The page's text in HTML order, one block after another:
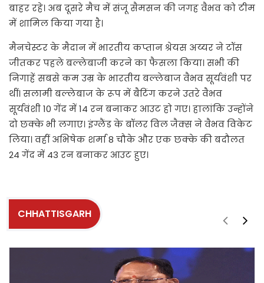
बाहर रहे। अब दूसरे मैच में संजू सैमसन की जगह वैभव को टीम
में शामिल किया गया है।
मैनचेस्टर के मैदान में भारतीय कप्तान श्रेयस अय्यर ने टॉस
जीतकर पहले बल्लेबाजी करने का फैसला किया। सभी की
निगाहें सबसे कम उम्र के भारतीय बल्लेबाज वैभव सूर्यवंशी पर
थीं। सलामी बल्लेबाज के रूप में बैटिंग करने उतरे वैभव
सूर्यवंशी 10 गेंद में 14 रन बनाकर आउट हो गए। हालांकि उन्होंने
दो छक्के भी लगाए। इंग्लैंड के बॉलर विल जैक्स ने वैभव विकेट
लिया। वहीं अभिषेक शर्मा 8 चौके और एक छक्के की बदौलत
24 गेंद में 43 रन बनाकर आउट हुए।
CHHATTISGARH